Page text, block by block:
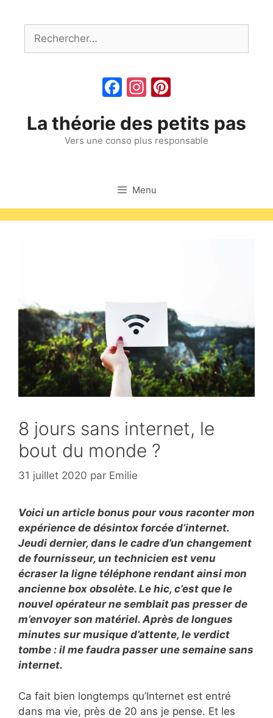
contenuRechercher :
Facebook
Instagram
La théorie des petits pas
Vers une conso plus responsable
Menu
8 jours sans internet, le
bout du monde ?
31 juillet 2020 par Emilie
Voici un article bonus pour vous raconter mon
expérience de désintox forcée d’internet.
Jeudi dernier, dans le cadre d’un changement
de fournisseur, un technicien est venu
écraser la ligne téléphone rendant ainsi mon
ancienne box obsolète. Le hic, c’est que le
nouvel opérateur ne semblait pas presser de
m’envoyer son matériel. Après de longues
minutes sur musique d’attente, le verdict
tombe : il me faudra passer une semaine sans
internet.
Ca fait bien longtemps qu’Internet est entré
dans ma vie, près de 20 ans je pense. Et les